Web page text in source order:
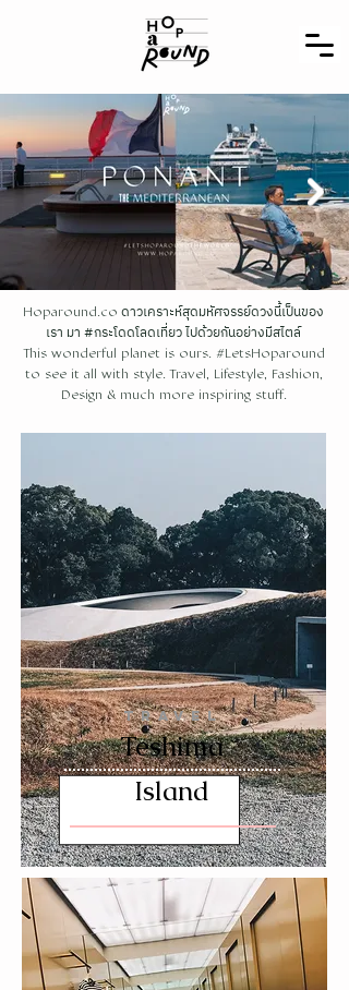
Hoparound.co ดาวเคราะห์สุดมหัศจรรย์ดวงนี้เป็นของ
เรา มา #กระโดดโลดเที่ยว ไปด้วยกันอย่างมีสไตล์
This wonderful planet is ours. #LetsHoparound
to see it all with style. Travel, Lifestyle, Fashion,
Design & much more inspiring stuff.
TRAVEL
Teshima
Island